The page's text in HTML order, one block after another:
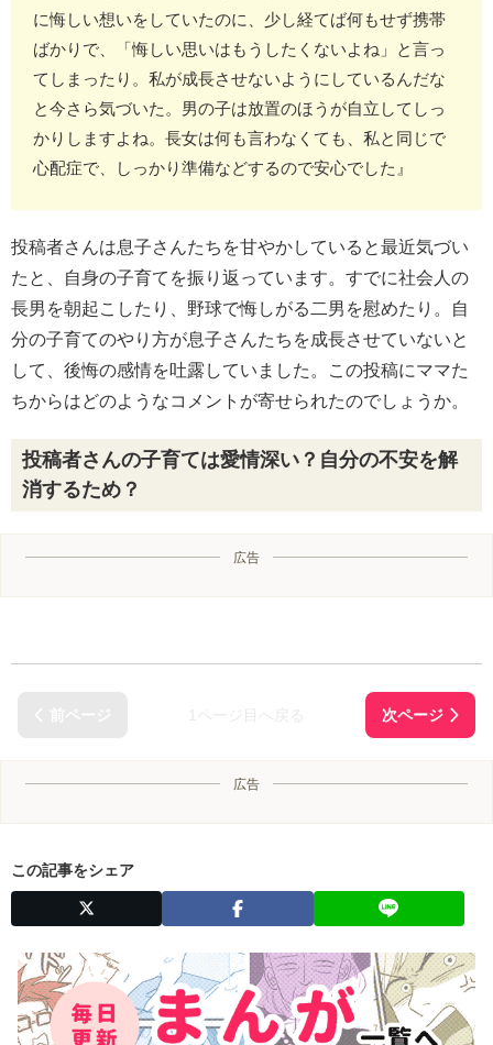
に悔しい想いをしていたのに、少し経てば何もせず携帯
ばかりで、「悔しい思いはもうしたくないよね」と言っ
てしまったり。私が成長させないようにしているんだな
と今さら気づいた。男の子は放置のほうが自立してしっ
かりしますよね。長女は何も言わなくても、私と同じで
心配症で、しっかり準備などするので安心でした』
投稿者さんは息子さんたちを甘やかしていると最近気づい
たと、自身の子育てを振り返っています。すでに社会人の
長男を朝起こしたり、野球で悔しがる二男を慰めたり。自
分の子育てのやり方が息子さんたちを成長させていないと
して、後悔の感情を吐露していました。この投稿にママた
ちからはどのようなコメントが寄せられたのでしょうか。
投稿者さんの子育ては愛情深い？自分の不安を解
消するため？
広告
広告
この記事をシェア